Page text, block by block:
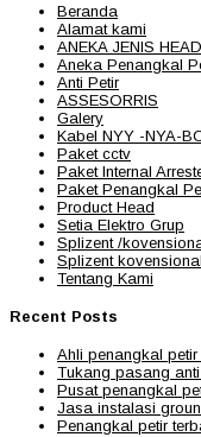
Beranda
Alamat kami
ANEKA JENIS HEAD
Aneka Penangkal
Anti Petir
ASSESORRIS
Galery
Kabel NYY -NYA-
Paket cctv
Paket Internal
Paket Penangkal
Product Head
Setia Elektro Grup
Splizent /
Splizent kovensional
Tentang Kami
Recent Posts
Ahli penangkal
Tukang pasang
Pusat penangkal
Jasa instalasi
Penangkal petir